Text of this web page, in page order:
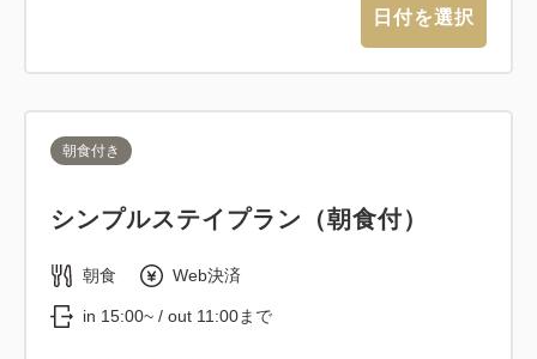
日付を選択
朝食付き
シンプルステイプラン（朝食付）
朝食 Web決済
in 15:00~ / out 11:00まで